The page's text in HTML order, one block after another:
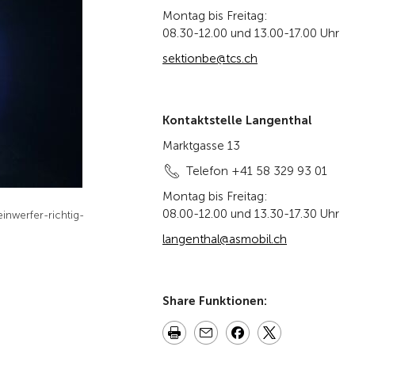
richtig-
Montag bis Freitag:
08.30-12.00 und 13.00-17.00 Uhr
sektionbe@tcs.ch
Kontaktstelle Langenthal
Marktgasse 13
Telefon +41 58 329 93 01
Montag bis Freitag:
08.00-12.00 und 13.30-17.30 Uhr
langenthal@asmobil.ch
Share Funktionen: